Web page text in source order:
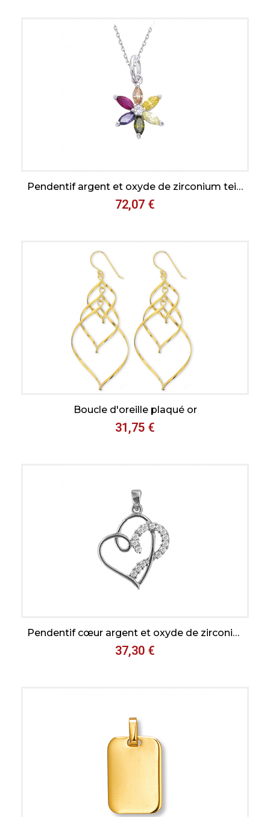
Aperçu rapide Pendentif argent et oxyde de zirconium teinté
72,07 €
Aperçu rapide
Boucle d'oreille plaqué or
31,75 €
Aperçu rapide Pendentif cœur argent et oxyde de zirconium
37,30 €